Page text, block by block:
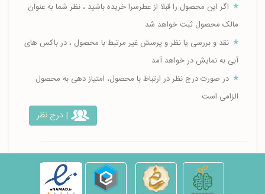
اگر این محصول را قبلا از عطرسرا خریده باشید ، نظر شما به عنوان
مالک محصول ثبت خواهد شد
نقد و بررسی یا نظر و پرسش غیر مرتبط با محصول ، در باکس های
آبی به نمایش در خواهد آمد
در صورت درج نظر در ارتباط با محصول، امتیاز دهی به محصول
الزامی است
| درج نظر